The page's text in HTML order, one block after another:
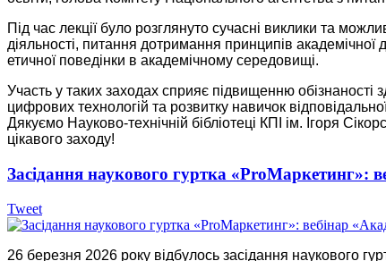
Під час лекції було розглянуто сучасні виклики та
діяльності, питання дотримання принципів
етичної поведінки в академічному середовищі.
Участь у таких заходах сприяє підвищенню обізнаності
цифрових технологій та розвитку навичок
Дякуємо Науково-технічній бібліотеці КПІ ім. Ігоря
цікавого заходу!
Засідання наукового гуртка «ProМаркетинг»:
Tweet
26 березня 2026 року відбулось засідання наукового